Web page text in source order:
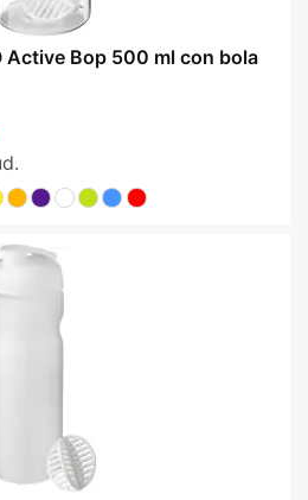
Active Bop 500 ml con bola